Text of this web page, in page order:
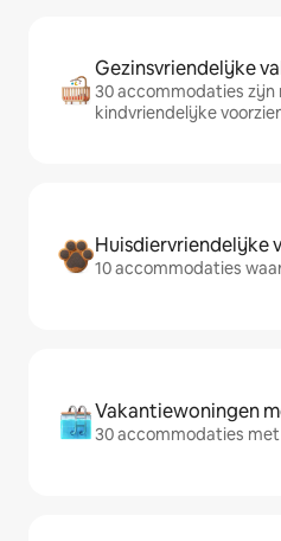
Gezinsvriendelijke
30 accommodaties zijn
kindvriendelijke
Huisdiervriendelijke
10 accommodaties
Vakantiewoningen
30 accommodaties